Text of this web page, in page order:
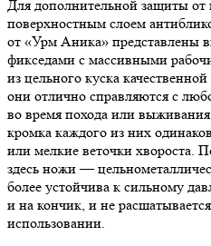
Для дополнительной защиты
поверхностным слоем
от «Урм Аника» представлены
фикседами с массивными
из цельного куска
они отлично справляются с
во время похода или выживания
кромка каждого из них
или мелкие веточки хвороста.
здесь ножи —
более устойчива к сильному
и на кончик, и не
использовании.